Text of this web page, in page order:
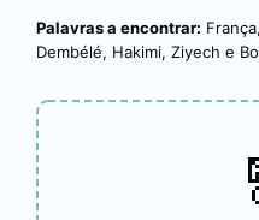
Palavras a encontrar:
Dembélé, Hakimi, Ziyech e